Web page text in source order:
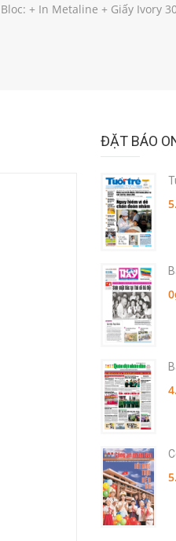
+ In Metaline + Giấy Ivory
ĐẶT BÁO